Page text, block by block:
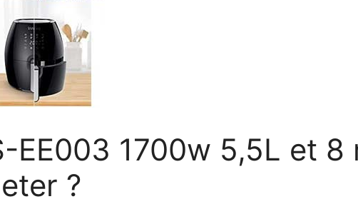
EE003 1700w 5,5L et 8
?